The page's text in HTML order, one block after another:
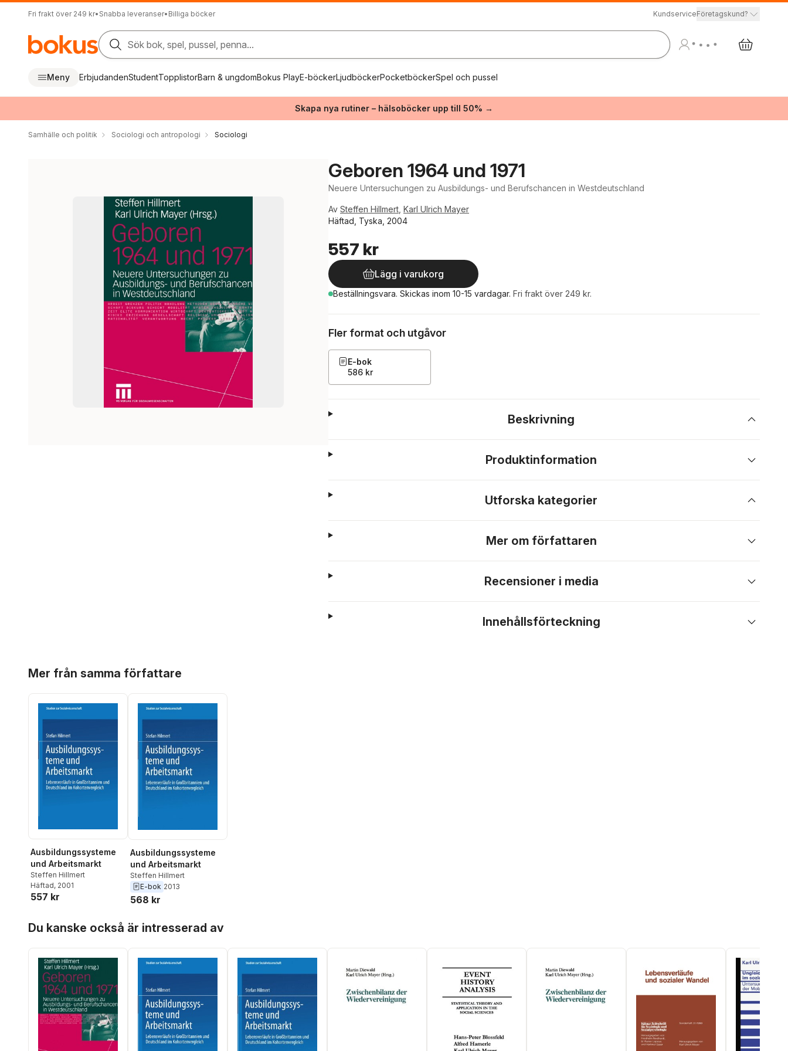
Fri frakt över 249 kr• Snabba leveranser• Billiga böcker KundserviceFöretagskund?
Sök bok, spel, pussel, penna...
Meny ErbjudandenStudentTopplistorBarn & ungdomBokus PlayE-böckerLjudböckerPocketböckerSpel och pussel
Skapa nya rutiner – hälsoböcker upp till 50% →
Samhälle och politik Sociologi och antropologi Sociologi
Geboren 1964 und 1971
Neuere Untersuchungen zu Ausbildungs- und Berufschancen in Westdeutschland
Av Steffen Hillmert Karl Ulrich Mayer
Häftad, Tyska, 2004
557 kr
Lägg i varukorg
Beställningsvara. Skickas inom 10-15 vardagar. Fri frakt över 249 kr.
Fler format och utgåvor
E-bok
586 kr
Beskrivning
Produktinformation
Utforska kategorier
Mer om författaren
Recensioner i media
Innehållsförteckning
Mer från samma författare
Ausbildungssysteme
und Arbeitsmarkt
Steffen Hillmert
Häftad, 2001
557 kr
Ausbildungssysteme
und Arbeitsmarkt
Steffen Hillmert
E-bok 2013
568 kr
Du kanske också är intresserad av